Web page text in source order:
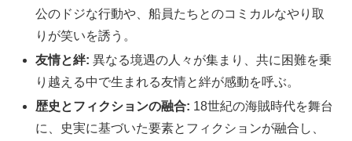
公のドジな行動や、船員たちとのコミカルなやり取
りが笑いを誘う。
友情と絆: 異なる境遇の人々が集まり、共に困難を乗
り越える中で生まれる友情と絆が感動を呼ぶ。
歴史とフィクションの融合: 18世紀の海賊時代を舞台
に、史実に基づいた要素とフィクションが融合し、